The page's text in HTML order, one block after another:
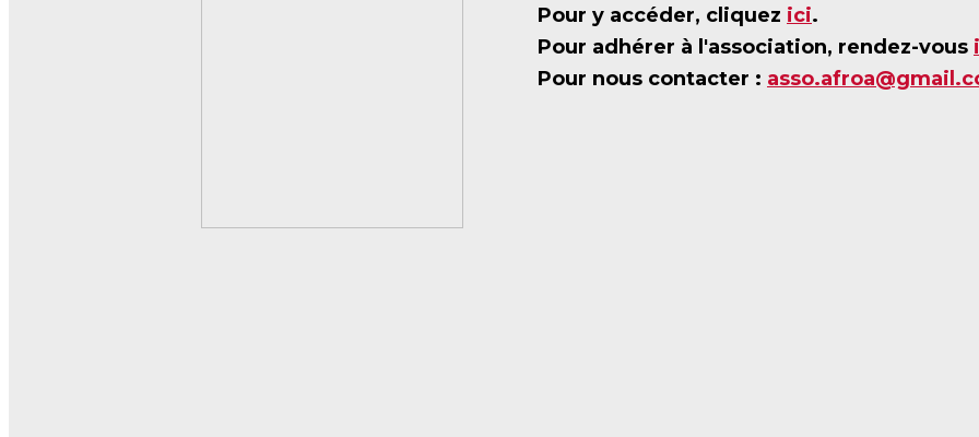
Pour y accéder, cliquez ici.
Pour adhérer à l'association, rendez-vous
Pour nous contacter :